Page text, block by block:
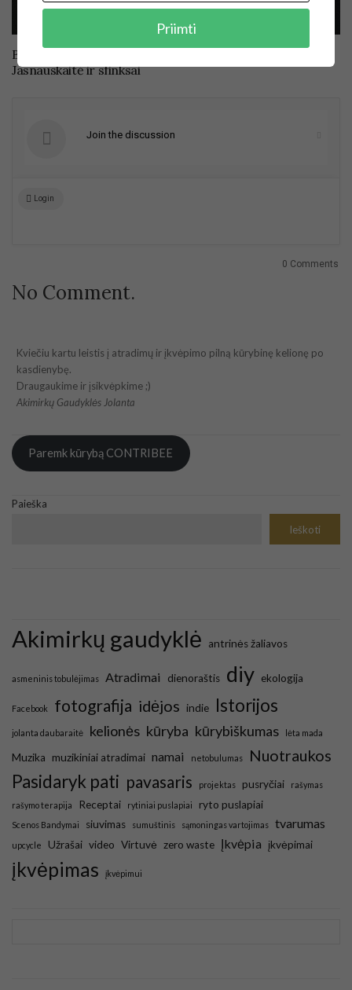
Brūkšneliai, sujungiantys mokslą ir meną. Monika
Jasnauskaitė ir sfinksai
Join the discussion
Login
0 Comments
No Comment.
Kviečiu kartu leistis į atradimų ir įkvėpimo pilną kūrybinę kelionę po
kasdienybę.
Draugaukime ir įsikvėpkime ;)
Akimirkų Gaudyklės Jolanta
Paremk kūrybą CONTRIBEE
Paieška
Ieškoti
Akimirkų gaudyklė antrinės žaliavos
asmeninis tobulėjimas Atradimai dienoraštis diy ekologija
Facebook fotografija idėjos indie Istorijos
jolanta daubaraitė kelionės kūryba kūrybiškumas lėta mada
Muzika muzikiniai atradimai namai netobulumas Nuotraukos
Pasidaryk pati pavasaris projektas pusryčiai
rašymas
rašymo terapija
Receptai rytiniai puslapiai ryto puslapiai
Scenos Bandymai siuvimas sumuštinis sąmoningas vartojimas tvarumas
upcycle Užrašai video Virtuvė zero waste Įkvėpia įkvėpimai
įkvėpimas įkvėpimui
Priimti